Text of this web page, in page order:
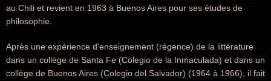
au Chili et revient en 1963 à Buenos Aires pour ses études de
philosophie.
Après une expérience d'enseignement (régence) de la littérature
dans un collège de Santa Fe (Colegio de la Inmaculada) et dans un
collège de Buenos Aires (Colegio del Salvador) (1964 à 1966), il fait